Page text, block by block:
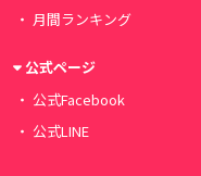
月間ランキング
公式ページ
公式Facebook
公式LINE